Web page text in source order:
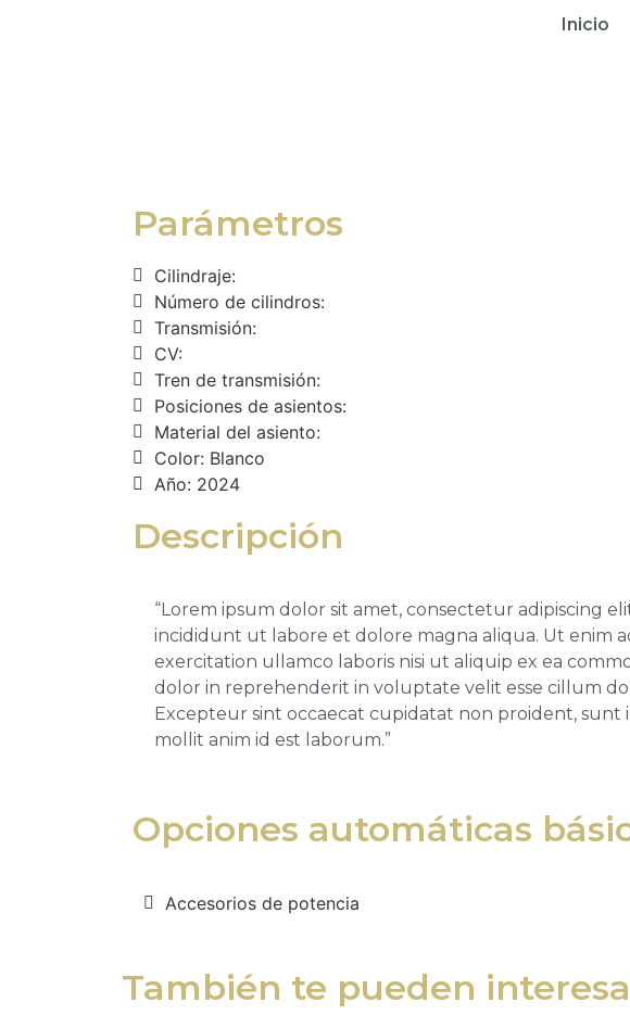
Inicio
Parámetros
Cilindraje:
Número de cilindros:
Transmisión:
CV:
Tren de transmisión:
Posiciones de asientos:
Material del asiento:
Color: Blanco
Año: 2024
Descripción
“Lorem ipsum dolor sit amet, consectetur adipiscing
incididunt ut labore et dolore magna aliqua. Ut enim
exercitation ullamco laboris nisi ut aliquip ex ea
dolor in reprehenderit in voluptate velit esse cillum
Excepteur sint occaecat cupidatat non proident, sunt
mollit anim id est laborum.”
Opciones automáticas
Accesorios de potencia
También te pueden